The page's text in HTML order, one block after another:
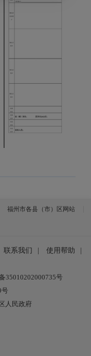
福州市各县（市）区网站
联系我们 使用帮助
35010202000735号
号
人民政府